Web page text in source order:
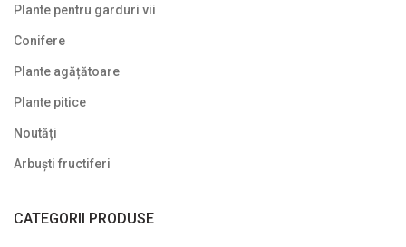
Symphoricarpos
Syringa (Liliac)
Tamarix
Yucca
Plante pentru garduri vii
Conifere
Plante agățătoare
Plante pitice
Noutăți
Arbuști fructiferi
CATEGORII PRODUSE